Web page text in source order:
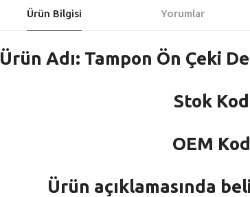
Ürün Bilgisi Yorumlar
Ürün Adı: Tampon Ön Çeki
Stok
OEM
Ürün açıklamasında